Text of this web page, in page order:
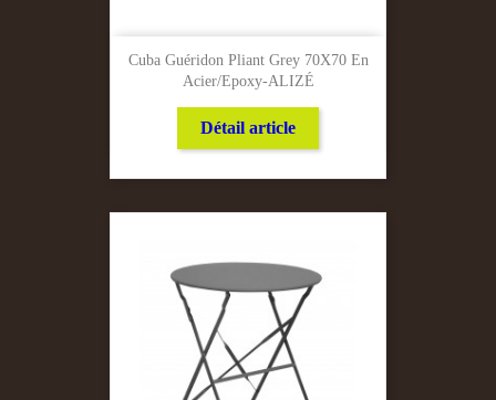
Cuba Guéridon Pliant Grey 70X70 En
Acier/Epoxy-ALIZÉ
Détail article